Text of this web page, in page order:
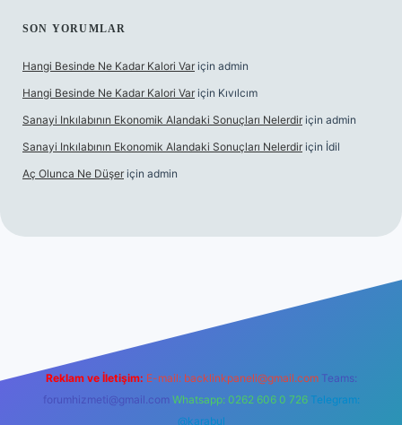
SON YORUMLAR
Hangi Besinde Ne Kadar Kalori Var için admin
Hangi Besinde Ne Kadar Kalori Var için Kıvılcım
Sanayi Inkılabının Ekonomik Alandaki Sonuçları Nelerdir için admin
Sanayi Inkılabının Ekonomik Alandaki Sonuçları Nelerdir için İdil
Aç Olunca Ne Düşer için admin
Reklam ve İletişim: E-mail: backlinkpaneli@gmail.com Teams:
forumhizmeti@gmail.com Whatsapp: 0262 606 0 726 Telegram:
@karabul